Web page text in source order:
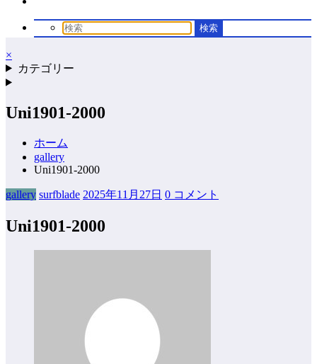
×
カテゴリー
Uni1901-2000
ホーム
gallery
Uni1901-2000
gallery surfblade 2025年11月27日 0 コメント
Uni1901-2000